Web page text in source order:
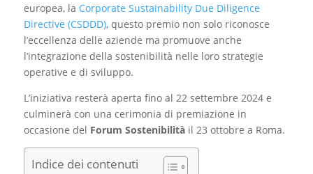
europea, la Corporate Sustainability Due Diligence
Directive (CSDDD), questo premio non solo riconosce
l’eccellenza delle aziende ma promuove anche
l’integrazione della sostenibilità nelle loro strategie
operative e di sviluppo.
L’iniziativa resterà aperta fino al 22 settembre 2024 e
culminerà con una cerimonia di premiazione in
occasione del Forum Sostenibilitàil 23 ottobre a Roma.
Indice dei contenuti